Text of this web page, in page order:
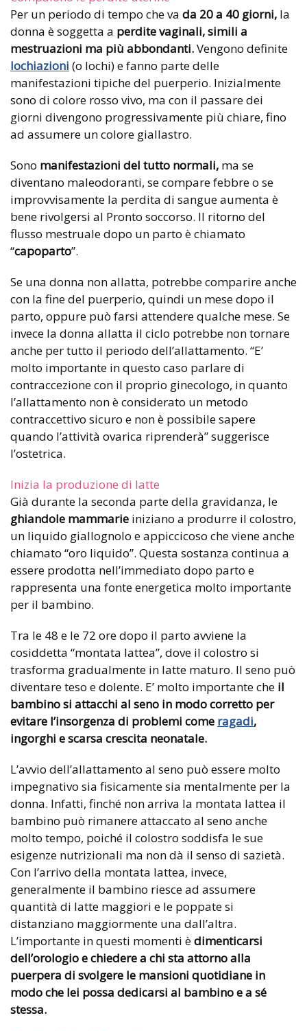
Per un periodo di tempo che va da 20 a 40 giorni, la
donna è soggetta a perdite vaginali, simili a
mestruazioni ma più abbondanti.Vengono definite
lochiazioni (o lochi) e fanno parte delle
manifestazioni tipiche del puerperio. Inizialmente
sono di colore rosso vivo, ma con il passare dei
giorni divengono progressivamente più chiare, fino
ad assumere un colore giallastro.
Sono manifestazioni del tutto normali, ma se
diventano maleodoranti, se compare febbre o se
improvvisamente la perdita di sangue aumenta è
bene rivolgersi al Pronto soccorso. Il ritorno del
flusso mestruale dopo un parto è chiamato
“capoparto”.
Se una donna non allatta, potrebbe comparire anche
con la fine del puerperio, quindi un mese dopo il
parto, oppure può farsi attendere qualche mese. Se
invece la donna allatta il ciclo potrebbe non tornare
anche per tutto il periodo dell’allattamento. “E’
molto importante in questo caso parlare di
contraccezione con il proprio ginecologo, in quanto
l’allattamento non è considerato un metodo
contraccettivo sicuro e non è possibile sapere
quando l’attività ovarica riprenderà” suggerisce
l’ostetrica.
Inizia la produzione di latte
Già durante la seconda parte della gravidanza, le
ghiandole mammarie iniziano a produrre il colostro,
un liquido giallognolo e appiccicoso che viene anche
chiamato “oro liquido”. Questa sostanza continua a
essere prodotta nell’immediato dopo parto e
rappresenta una fonte energetica molto importante
per il bambino.
Tra le 48 e le 72 ore dopo il parto avviene la
cosiddetta “montata lattea”, dove il colostro si
trasforma gradualmente in latte maturo. Il seno può
diventare teso e dolente. E’ molto importante che il
bambino si attacchi al seno in modo corretto per
evitare l’insorgenza di problemi come ragadi,
ingorghi e scarsa crescita neonatale.
L’avvio dell’allattamento al seno può essere molto
impegnativo sia fisicamente sia mentalmente per la
donna. Infatti, finché non arriva la montata lattea il
bambino può rimanere attaccato al seno anche
molto tempo, poiché il colostro soddisfa le sue
esigenze nutrizionali ma non dà il senso di sazietà.
Con l’arrivo della montata lattea, invece,
generalmente il bambino riesce ad assumere
quantità di latte maggiori e le poppate si
distanziano maggiormente una dall’altra.
L’importante in questi momenti èdimenticarsi
dell’orologio e chiedere a chi sta attorno alla
puerpera di svolgere le mansioni quotidiane in
modo che lei possa dedicarsi al bambino e a sé
stessa.